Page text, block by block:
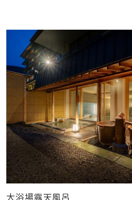
大浴場露天風呂